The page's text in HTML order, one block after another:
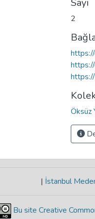
Sayı
2
Öksüz
| İstanbul
Bu site Creative